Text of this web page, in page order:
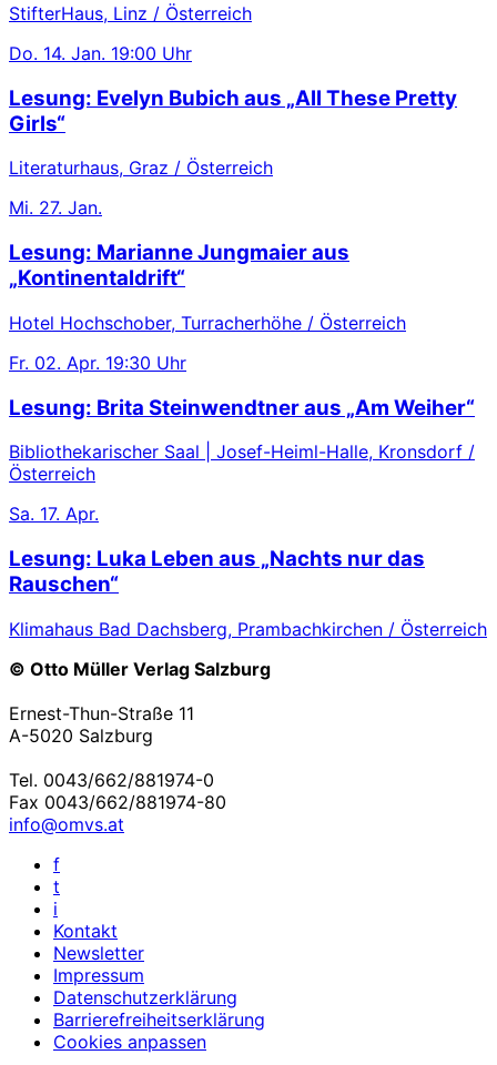
StifterHaus, Linz / Österreich
Do. 14. Jan. 19:00 Uhr
Lesung: Evelyn Bubich aus „All These Pretty
Girls“
Literaturhaus, Graz / Österreich
Mi. 27. Jan.
Lesung: Marianne Jungmaier aus
„Kontinentaldrift“
Hotel Hochschober, Turracherhöhe / Österreich
Fr. 02. Apr. 19:30 Uhr
Lesung: Brita Steinwendtner aus „Am Weiher“
Bibliothekarischer Saal | Josef-Heiml-Halle, Kronsdorf /
Österreich
Sa. 17. Apr.
Lesung: Luka Leben aus „Nachts nur das
Rauschen“
Klimahaus Bad Dachsberg, Prambachkirchen / Österreich
© Otto Müller Verlag Salzburg
Ernest-Thun-Straße 11
A-5020 Salzburg
Tel. 0043/662/881974-0
Fax 0043/662/881974-80
info@omvs.at
f
t
i
Kontakt
Newsletter
Impressum
Datenschutzerklärung
Barrierefreiheitserklärung
Cookies anpassen